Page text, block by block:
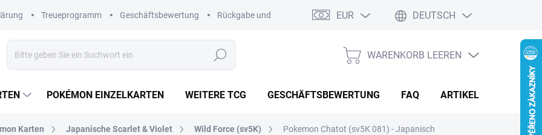
Treueprogramm Geschäftsbewertung Rückgabe und Reklamationen Kontaktformular
EUR DEUTSCH
Suchen WARENKORB
WARENKORB LEEREN
POKÉMON EINZELKARTEN WEITERE TCG GESCHÄFTSBEWERTUNG FAQ ARTIKEL &
Karten Japanische Scarlet & Violet Wild Force (sv5K) Pokemon Chatot (sv5K 081) - Japanisch